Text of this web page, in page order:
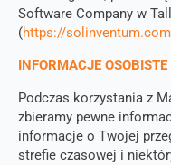
Software Company w
(https://
INFORMACJE
Podczas korzystania z
zbieramy pewne
informacje o Twojej
strefie czasowej i